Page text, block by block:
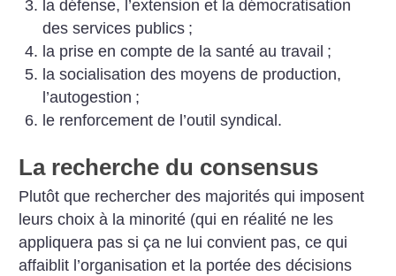
la défense, l’extension et la démocratisation
des services publics ;
la prise en compte de la santé au travail ;
la socialisation des moyens de production,
l’autogestion ;
le renforcement de l’outil syndical.
La recherche du consensus
Plutôt que rechercher des majorités qui imposent
leurs choix à la minorité (qui en réalité ne les
appliquera pas si ça ne lui convient pas, ce qui
affaiblit l’organisation et la portée des décisions